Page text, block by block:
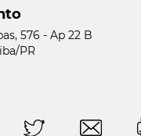
576 - Ap 22 B
PR